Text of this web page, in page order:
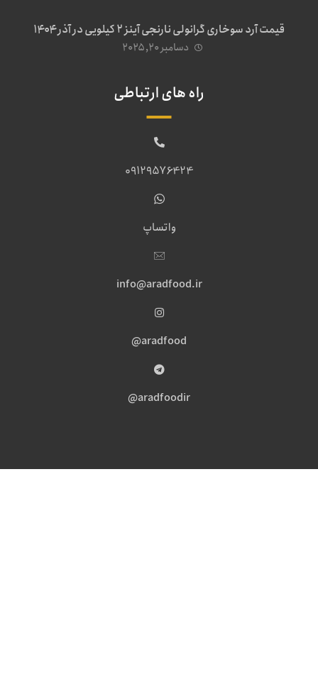
قیمت آرد سوخاری گرانولی نارنجی آینز ۲ کیلویی در آذر ۱۴۰۴
دسامبر ۲۰, ۲۰۲۵
راه های ارتباطی
09129576424
واتساپ
info@aradfood.ir
aradfood@
aradfoodir@